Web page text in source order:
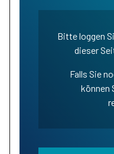
Bitte loggen
dieser
Falls Sie
können